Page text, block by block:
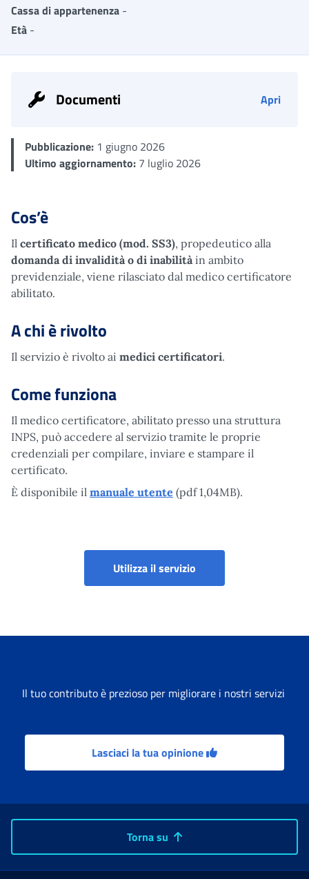
Cassa di appartenenza -
Età -
Pubblicazione: 1 giugno 2026
Ultimo aggiornamento: 7 luglio 2026
Cos’è
Il certificato medico (mod. SS3), propedeutico alla
domanda di invalidità o di inabilità in ambito
previdenziale, viene rilasciato dal medico certificatore
abilitato.
A chi è rivolto
Il servizio è rivolto ai medici certificatori.
Come funziona
Il medico certificatore, abilitato presso una struttura
INPS, può accedere al servizio tramite le proprie
credenziali per compilare, inviare e stampare il
certificato.
È disponibile il manuale utente (pdf 1,04MB).
Utilizza il servizio
Documenti Apri
Il tuo contributo è prezioso per migliorare i nostri servizi
Lasciaci la tua opinione
Torna su